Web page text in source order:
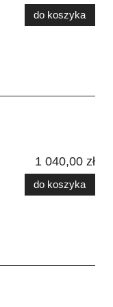
do koszyka
1 040,00 zł
do koszyka